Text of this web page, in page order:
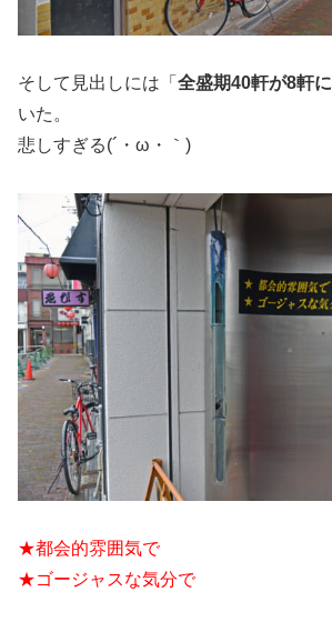
そして見出しには「 全盛期40軒が8軒に
いた。
悲しすぎる(´・ω・｀)
★都会的雰囲気で
★ゴージャスな気分で